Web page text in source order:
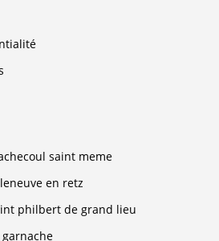
saint meme
en retz
philbert de grand lieu